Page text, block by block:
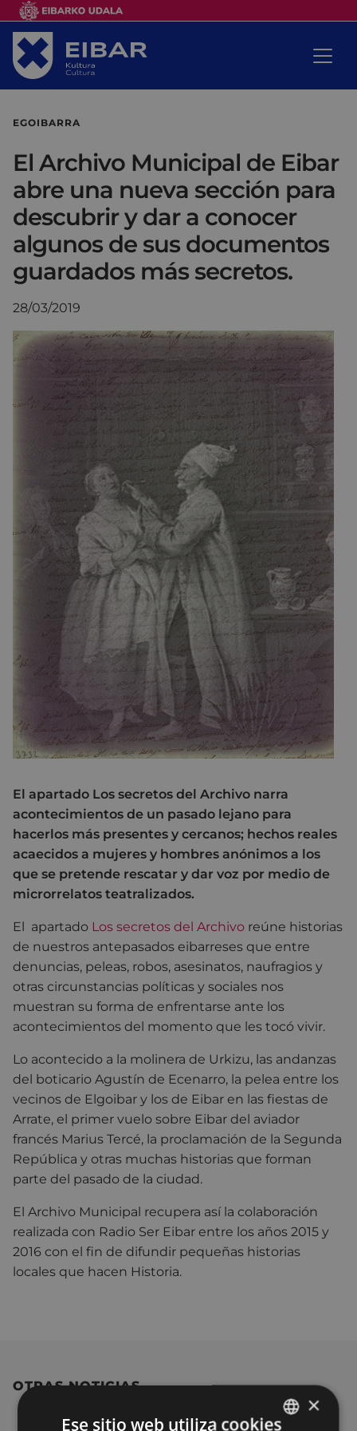
EGOIBARRA
El Archivo Municipal de Eibar
abre una nueva sección para
descubrir y dar a conocer
algunos de sus documentos
guardados más secretos.
28/03/2019
El apartado Los secretos del Archivo narra
acontecimientos de un pasado lejano para
hacerlos más presentes y cercanos; hechos reales
acaecidos a mujeres y hombres anónimos a los
que se pretende rescatar y dar voz por medio de
microrrelatos teatralizados.
El apartado Los secretos del Archivo reúne historias
de nuestros antepasados eibarreses que entre
denuncias, peleas, robos, asesinatos, naufragios y
otras circunstancias políticas y sociales nos
muestran su forma de enfrentarse ante los
acontecimientos del momento que les tocó vivir.
Lo acontecido a la molinera de Urkizu, las andanzas
del boticario Agustín de Ecenarro, la pelea entre los
vecinos de Elgoibar y los de Eibar en las fiestas de
Arrate, el primer vuelo sobre Eibar del aviador
francés Marius Tercé, la proclamación de la Segunda
República y otras muchas historias que forman
parte del pasado de la ciudad.
El Archivo Municipal recupera así la colaboración
realizada con Radio Ser Eibar entre los años 2015 y
2016 con el fin de difundir pequeñas historias
locales que hacen Historia.
OTRAS NOTICIAS
×
Ese sitio web utiliza cookies